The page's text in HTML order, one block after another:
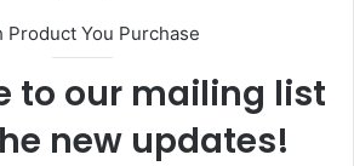
Product You Purchase
to our mailing list
new updates!